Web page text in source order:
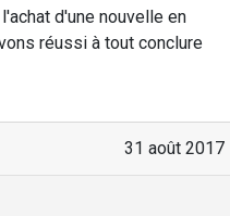
d'une nouvelle en
réussi à tout conclure
31 août 2017